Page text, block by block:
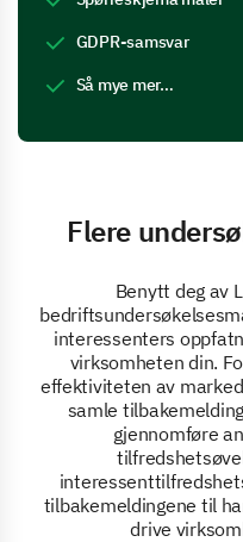
GDPR-samsvar
Så mye mer…
Flere
Benytt deg av
interessenters
virksomheten din.
effektiviteten av
samle
gjennomføre
tilbakemeldingene til
drive